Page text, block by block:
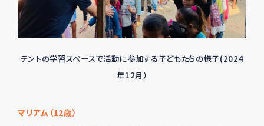
テントの学習スペースで活動に参加する子どもたちの様子(2024
年12月）
マリアム（12歳）